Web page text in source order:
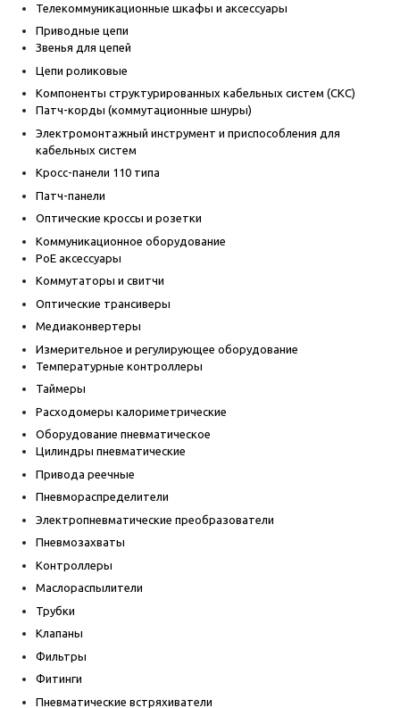
Телекоммуникационные шкафы и аксессуары
Приводные цепи
Звенья для цепей
Цепи роликовые
Компоненты структурированных кабельных систем (СКС)
Патч-корды (коммутационные шнуры)
Электромонтажный инструмент и приспособления для
кабельных систем
Кросс-панели 110 типа
Патч-панели
Оптические кроссы и розетки
Коммуникационное оборудование
PoE аксессуары
Коммутаторы и свитчи
Оптические трансиверы
Медиаконвертеры
Измерительное и регулирующее оборудование
Температурные контроллеры
Таймеры
Расходомеры калориметрические
Оборудование пневматическое
Цилиндры пневматические
Привода реечные
Пневмораспределители
Электропневматические преобразователи
Пневмозахваты
Контроллеры
Маслораспылители
Трубки
Клапаны
Фильтры
Фитинги
Пневматические встряхиватели